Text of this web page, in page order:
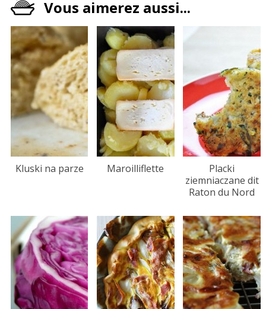
Vous aimerez aussi...
Kluski na parze Maroilliflette
Placki
ziemniaczane dit
Raton du Nord